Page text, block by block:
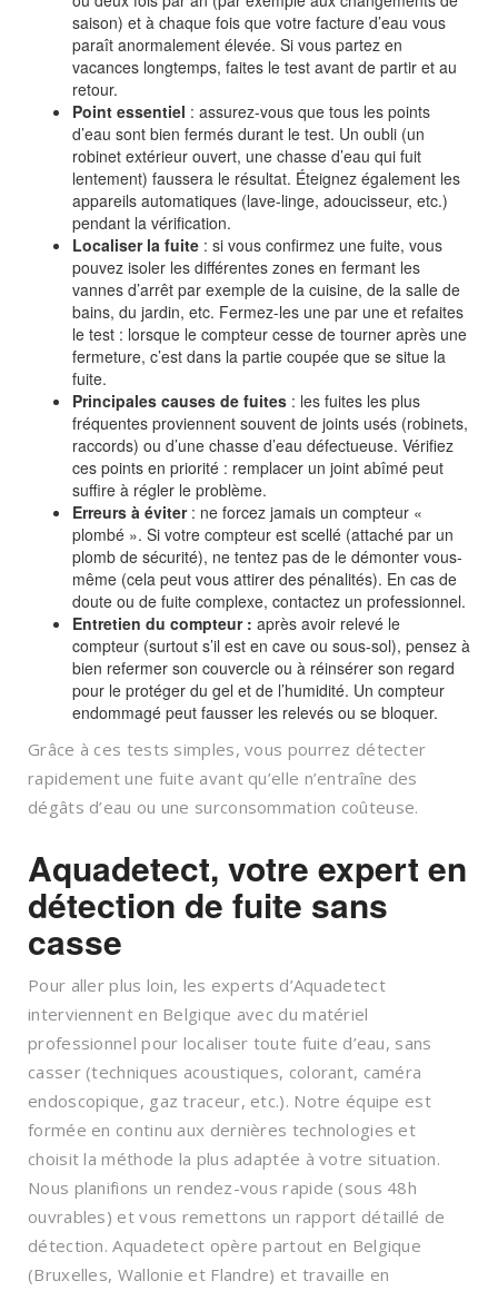
saison) et à chaque fois que votre facture d’eau vous
paraît anormalement élevée. Si vous partez en
vacances longtemps, faites le test avant de partir et au
retour.
Point essentiel : assurez-vous que tous les points
d’eau sont bien fermés durant le test. Un oubli (un
robinet extérieur ouvert, une chasse d’eau qui fuit
lentement) faussera le résultat. Éteignez également les
appareils automatiques (lave-linge, adoucisseur, etc.)
pendant la vérification.
Localiser la fuite : si vous confirmez une fuite, vous
pouvez isoler les différentes zones en fermant les
vannes d’arrêt par exemple de la cuisine, de la salle de
bains, du jardin, etc. Fermez-les une par une et refaites
le test : lorsque le compteur cesse de tourner après une
fermeture, c’est dans la partie coupée que se situe la
fuite.
Principales causes de fuites : les fuites les plus
fréquentes proviennent souvent de joints usés (robinets,
raccords) ou d’une chasse d’eau défectueuse. Vérifiez
ces points en priorité : remplacer un joint abîmé peut
suffire à régler le problème.
Erreurs à éviter: ne forcez jamais un compteur «
plombé ». Si votre compteur est scellé (attaché par un
plomb de sécurité), ne tentez pas de le démonter vous-
même (cela peut vous attirer des pénalités). En cas de
doute ou de fuite complexe, contactez un professionnel.
Entretien du compteur : après avoir relevé le
compteur (surtout s’il est en cave ou sous-sol), pensez à
bien refermer son couvercle ou à réinsérer son regard
pour le protéger du gel et de l’humidité. Un compteur
endommagé peut fausser les relevés ou se bloquer.
Grâce à ces tests simples, vous pourrez détecter
rapidement une fuite avant qu’elle n’entraîne des
dégâts d’eau ou une surconsommation coûteuse.
Aquadetect, votre expert en
détection de fuite sans
casse
Pour aller plus loin, les experts d’Aquadetect
interviennent en Belgique avec du matériel
professionnel pour localiser toute fuite d’eau, sans
casser (techniques acoustiques, colorant, caméra
endoscopique, gaz traceur, etc.). Notre équipe est
formée en continu aux dernières technologies et
choisit la méthode la plus adaptée à votre situation.
Nous planifions un rendez-vous rapide (sous 48h
ouvrables) et vous remettons un rapport détaillé de
détection. Aquadetect opère partout en Belgique
(Bruxelles, Wallonie et Flandre) et travaille en